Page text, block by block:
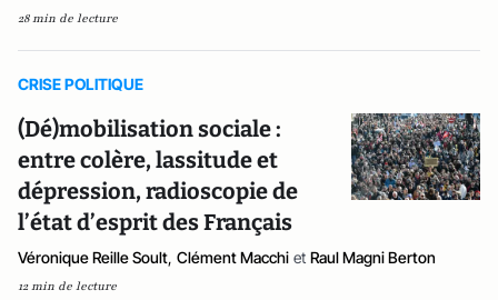
28 min de lecture
CRISE POLITIQUE
(Dé)mobilisation sociale :
entre colère, lassitude et
dépression, radioscopie de
l’état d’esprit des Français
Véronique Reille Soult, Clément Macchi et Raul Magni Berton
12 min de lecture